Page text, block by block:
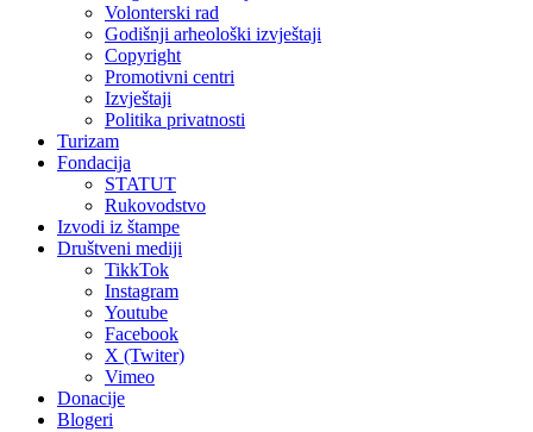
Volonterski rad
Godišnji arheološki izvještaji
Copyright
Promotivni centri
Izvještaji
Politika privatnosti
Turizam
Fondacija
STATUT
Rukovodstvo
Izvodi iz štampe
Društveni mediji
TikkTok
Instagram
Youtube
Facebook
X (Twiter)
Vimeo
Donacije
Blogeri